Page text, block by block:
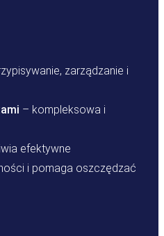
zarządzanie i
– kompleksowa i
efektywne
i pomaga oszczędzać